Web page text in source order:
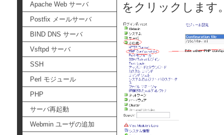
Apache Web サーバ
Postfix メールサーバ
BIND DNS サーバ
Vsftpd サーバ
SSH
Perl モジュール
PHP
サーバ再起動
Webmin ユーザの追加
をクリックします